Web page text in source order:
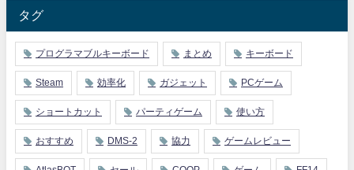
タグ
プログラマブルキーボード まとめ キーボード
Steam 効率化 ガジェット PCゲーム
ショートカット パーティゲーム 使い方
おすすめ DMS-2 協力 ゲームレビュー